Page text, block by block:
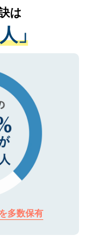
いての厳密な
みに付与され
得済みです。
、SSL（デー
心ください。
の状況や紹介
アドバイスを
ご転職をされ
トが可能です
い。
は
」
多数保有